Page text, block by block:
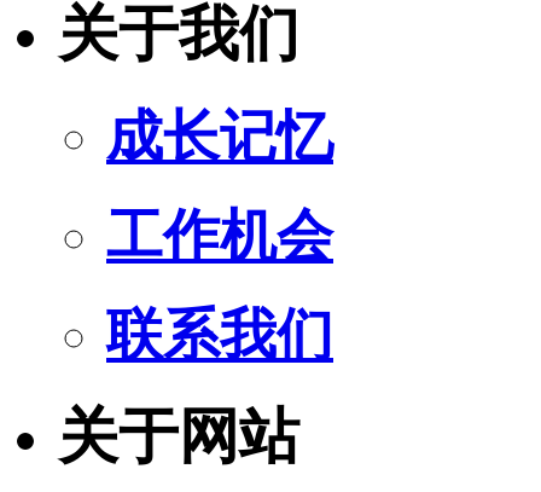
关于我们
成长记忆
工作机会
联系我们
关于网站